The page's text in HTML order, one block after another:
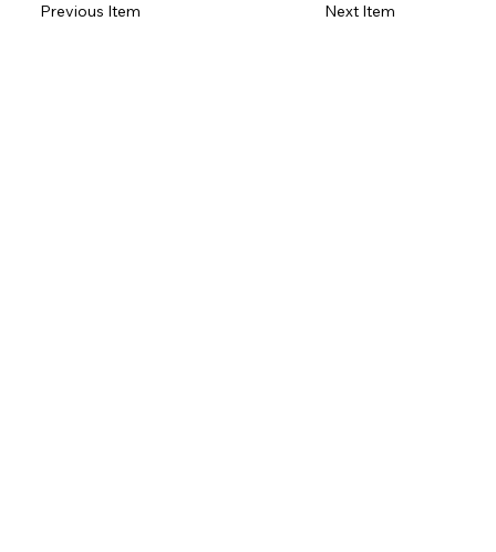
Next Item
Previous Item